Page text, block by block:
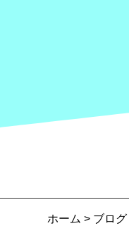
ホーム> ブログ